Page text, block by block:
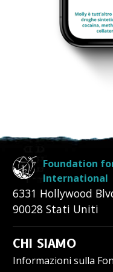
Foundation
International
6331 Hollywood
90028 Stati Uniti
CHI SIAMO
Informazioni sulla